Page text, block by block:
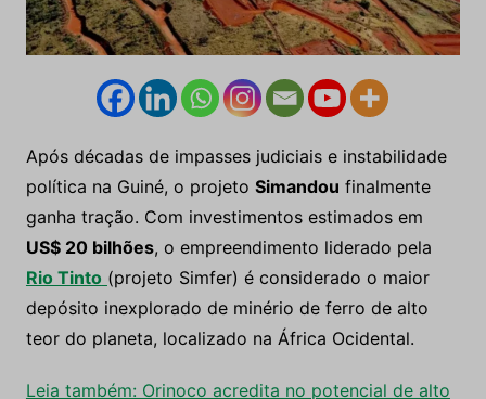
Após décadas de impasses judiciais e instabilidade
política na Guiné, o projeto Simandou finalmente
ganha tração. Com investimentos estimados em
US$ 20 bilhões, o empreendimento liderado pela
Rio Tinto (projeto Simfer) é considerado o maior
depósito inexplorado de minério de ferro de alto
teor do planeta, localizado na África Ocidental.
Leia também: Orinoco acredita no potencial de alto